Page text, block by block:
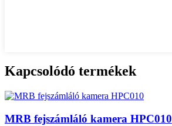
Kapcsolódó termékek
MRB fejszámláló kamera HPC010